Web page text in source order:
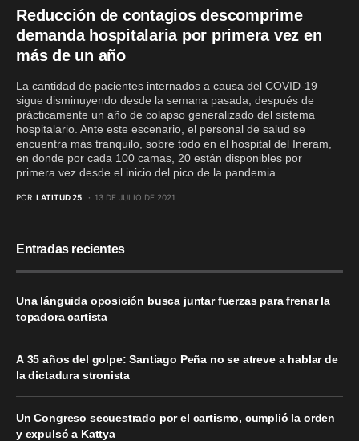
Reducción de contagios descomprime
demanda hospitalaria por primera vez en
más de un año
La cantidad de pacientes internados a causa del COVID-19
sigue disminuyendo desde la semana pasada, después de
prácticamente un año de colapso generalizado del sistema
hospitalario. Ante este escenario, el personal de salud se
encuentra más tranquilo, sobre todo en el hospital del Ineram,
en donde por cada 100 camas, 20 están disponibles por
primera vez desde el inicio del pico de la pandemia.
POR LATITUD 25 13 DE JULIO DE 2021
Entradas recientes
Una lánguida oposición busca juntar fuerzas para frenar la
topadora cartista
A 35 años del golpe: Santiago Peña no se atreve a hablar de
la dictadura stronista
Un Congreso secuestrado por el cartismo, cumplió la orden
y expulsó a Kattya